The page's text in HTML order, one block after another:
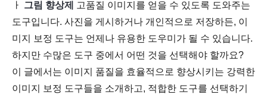
ㅏ 그림 향상제
고품질 이미지를 얻을 수 있도록 도와주는
도구입니다. 사진을 게시하거나 개인적으로 저장하든, 이
미지 보정 도구는 언제나 유용한 도우미가 될 수 있습니다.
하지만 수많은 도구 중에서 어떤 것을 선택해야 할까요?
이 글에서는 이미지 품질을 효율적으로 향상시키는 강력한
이미지 보정 도구들을 소개하고, 적합한 도구를 선택하기